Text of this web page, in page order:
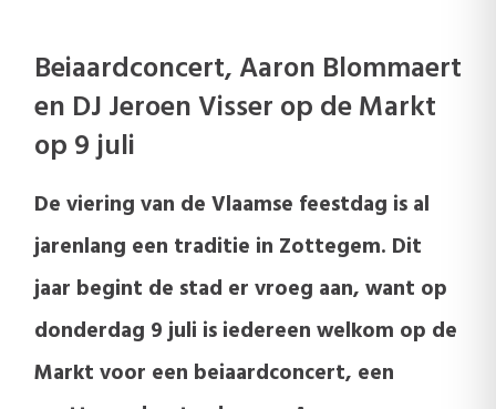
Beiaardconcert, Aaron Blommaert
en DJ Jeroen Visser op de Markt
op 9 juli
De viering van de Vlaamse feestdag is al
jarenlang een traditie in Zottegem. Dit
jaar begint de stad er vroeg aan, want op
donderdag 9 juli is iedereen welkom op de
Markt voor een beiaardconcert, een